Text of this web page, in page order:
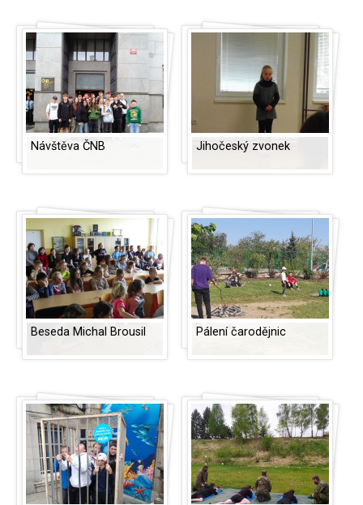
Návštěva ČNB Jihočeský zvonek
Beseda Michal Brousil Pálení čarodějnic